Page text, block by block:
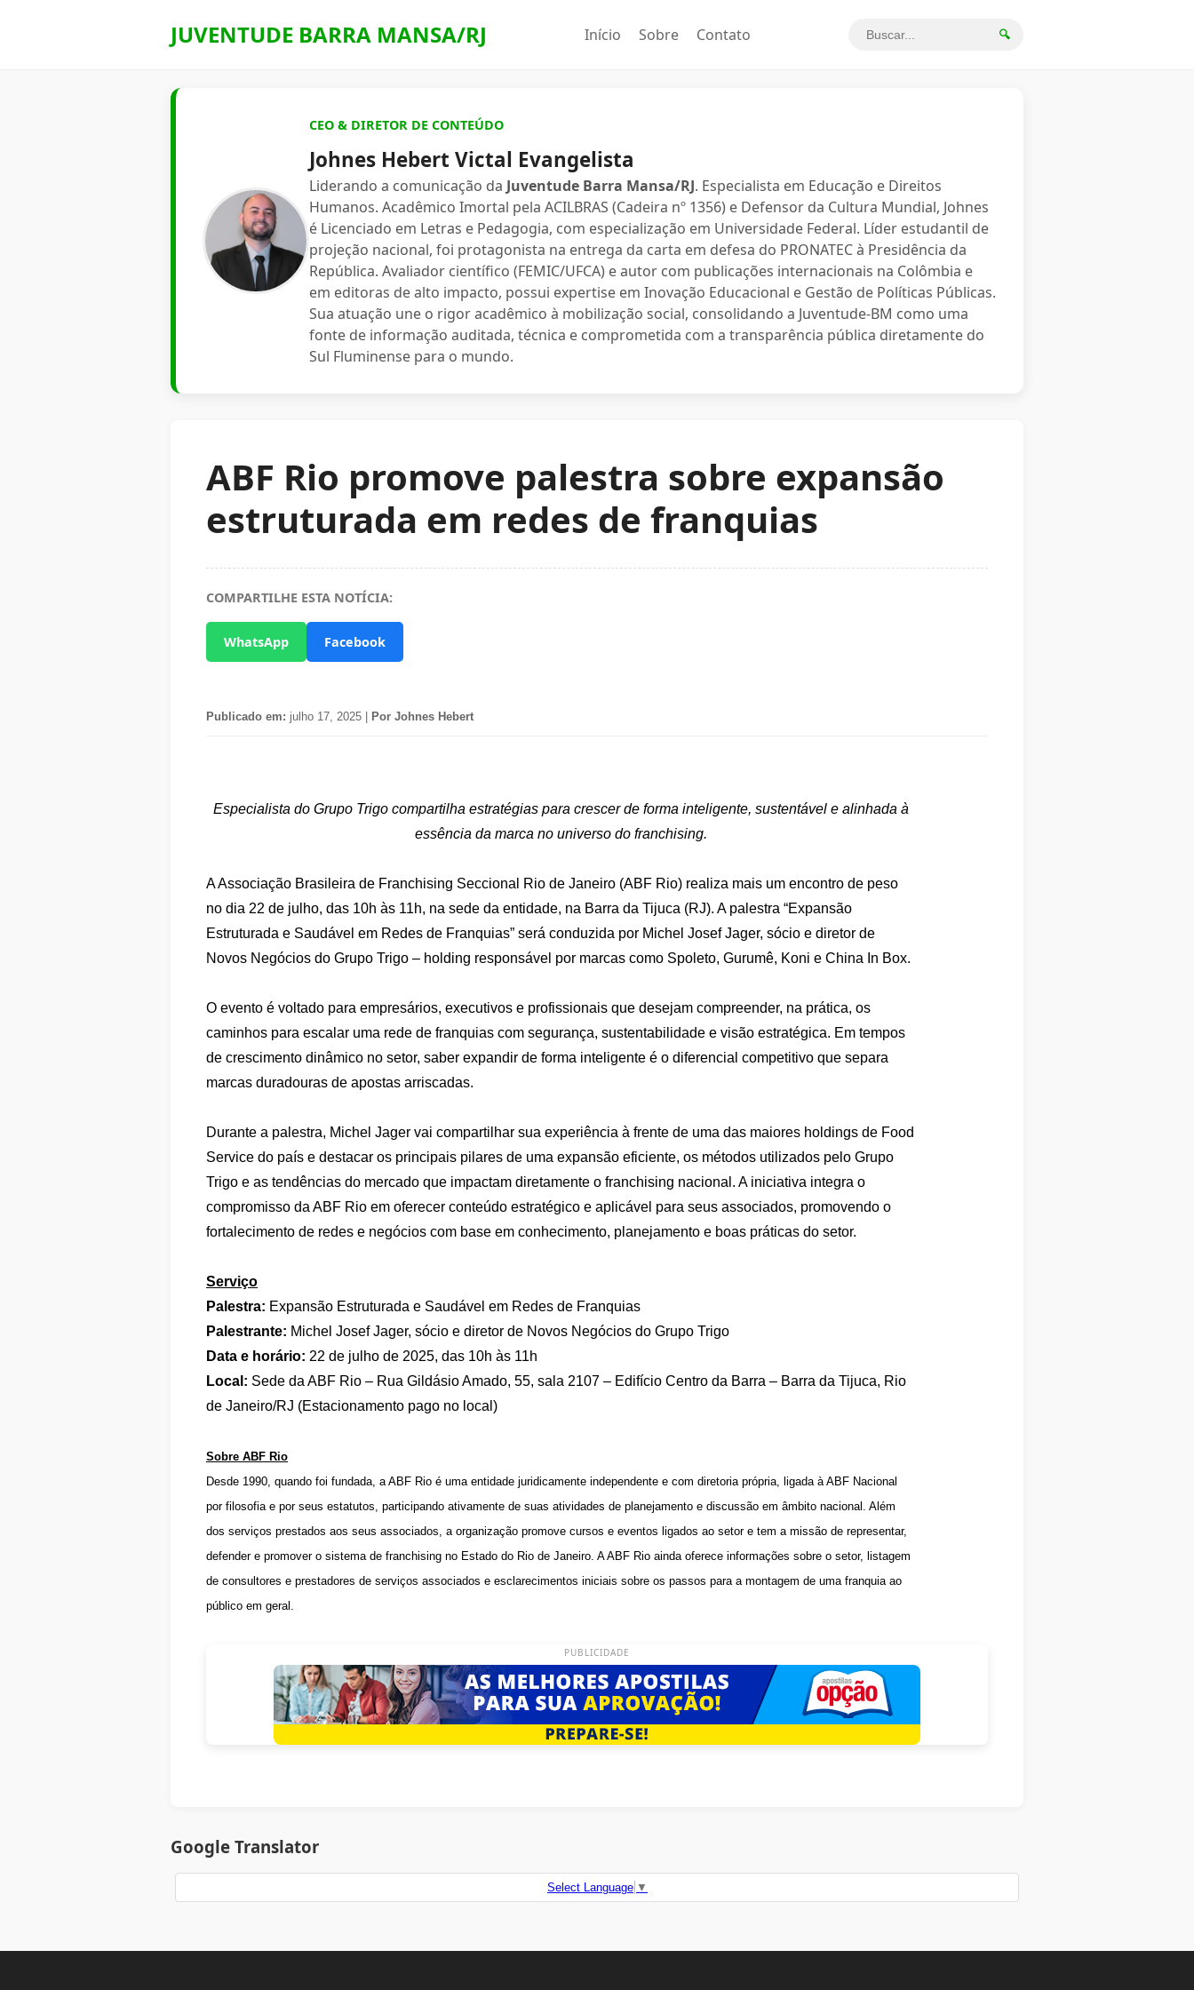
JUVENTUDE BARRA MANSA/RJ Início Sobre Contato 🔍
CEO & DIRETOR DE CONTEÚDO
Johnes Hebert Victal Evangelista
Liderando a comunicação da Juventude Barra Mansa/RJ. Especialista em Educação e Direitos
Humanos. Acadêmico Imortal pela ACILBRAS (Cadeira nº 1356) e Defensor da Cultura Mundial, Johnes
é Licenciado em Letras e Pedagogia, com especialização em Universidade Federal. Líder estudantil de
projeção nacional, foi protagonista na entrega da carta em defesa do PRONATEC à Presidência da
República. Avaliador científico (FEMIC/UFCA) e autor com publicações internacionais na Colômbia e
em editoras de alto impacto, possui expertise em Inovação Educacional e Gestão de Políticas Públicas.
Sua atuação une o rigor acadêmico à mobilização social, consolidando a Juventude-BM como uma
fonte de informação auditada, técnica e comprometida com a transparência pública diretamente do
Sul Fluminense para o mundo.
ABF Rio promove palestra sobre expansão
estruturada em redes de franquias
COMPARTILHE ESTA NOTÍCIA:
WhatsApp Facebook
Publicado em: julho 17, 2025 | Por Johnes Hebert
Especialista do Grupo Trigo compartilha estratégias para crescer de forma inteligente, sustentável e alinhada à
essência da marca no universo do franchising.
A Associação Brasileira de Franchising Seccional Rio de Janeiro (ABF Rio) realiza mais um encontro de peso
no dia 22 de julho, das 10h às 11h, na sede da entidade, na Barra da Tijuca (RJ). A palestra “Expansão
Estruturada e Saudável em Redes de Franquias” será conduzida por Michel Josef Jager, sócio e diretor de
Novos Negócios do Grupo Trigo – holding responsável por marcas como Spoleto, Gurumê, Koni e China In Box.
O evento é voltado para empresários, executivos e profissionais que desejam compreender, na prática, os
caminhos para escalar uma rede de franquias com segurança, sustentabilidade e visão estratégica. Em tempos
de crescimento dinâmico no setor, saber expandir de forma inteligente é o diferencial competitivo que separa
marcas duradouras de apostas arriscadas.
Durante a palestra, Michel Jager vai compartilhar sua experiência à frente de uma das maiores holdings de Food
Service do país e destacar os principais pilares de uma expansão eficiente, os métodos utilizados pelo Grupo
Trigo e as tendências do mercado que impactam diretamente o franchising nacional. A iniciativa integra o
compromisso da ABF Rio em oferecer conteúdo estratégico e aplicável para seus associados, promovendo o
fortalecimento de redes e negócios com base em conhecimento, planejamento e boas práticas do setor.
Serviço
Palestra: Expansão Estruturada e Saudável em Redes de Franquias
Palestrante: Michel Josef Jager, sócio e diretor de Novos Negócios do Grupo Trigo
Data e horário: 22 de julho de 2025, das 10h às 11h
Local: Sede da ABF Rio – Rua Gildásio Amado, 55, sala 2107 – Edifício Centro da Barra – Barra da Tijuca, Rio
de Janeiro/RJ (Estacionamento pago no local)
Sobre ABF Rio
Desde 1990, quando foi fundada, a ABF Rio é uma entidade juridicamente independente e com diretoria própria, ligada à ABF Nacional
por filosofia e por seus estatutos, participando ativamente de suas atividades de planejamento e discussão em âmbito nacional. Além
dos serviços prestados aos seus associados, a organização promove cursos e eventos ligados ao setor e tem a missão de representar,
defender e promover o sistema de franchising no Estado do Rio de Janeiro. A ABF Rio ainda oferece informações sobre o setor, listagem
de consultores e prestadores de serviços associados e esclarecimentos iniciais sobre os passos para a montagem de uma franquia ao
público em geral.
PUBLICIDADE
Google Translator
Select Language ▼